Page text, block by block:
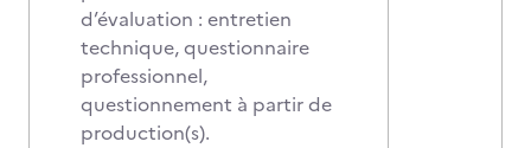
d’évaluation : entretien
technique, questionnaire
professionnel,
questionnement à partir de
production(s).